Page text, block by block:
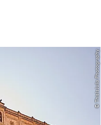
© ThisIsJulia Photography